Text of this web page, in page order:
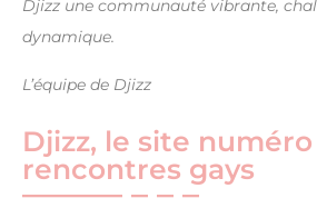
Djizz une communauté vibrante,
dynamique.
L’équipe de Djizz
Djizz, le site numéro
rencontres gays